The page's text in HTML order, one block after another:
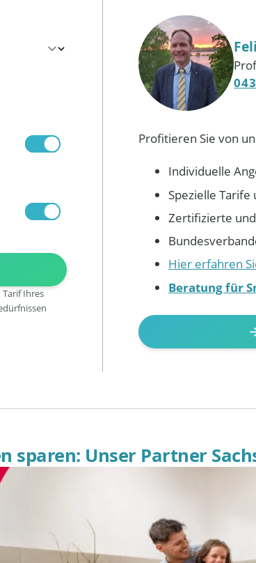
Ihres
Profitieren Sie von
Individuelle
Spezielle
Zertifizierte
Hier erfahren
Beratung für
sparen: Unser Partner